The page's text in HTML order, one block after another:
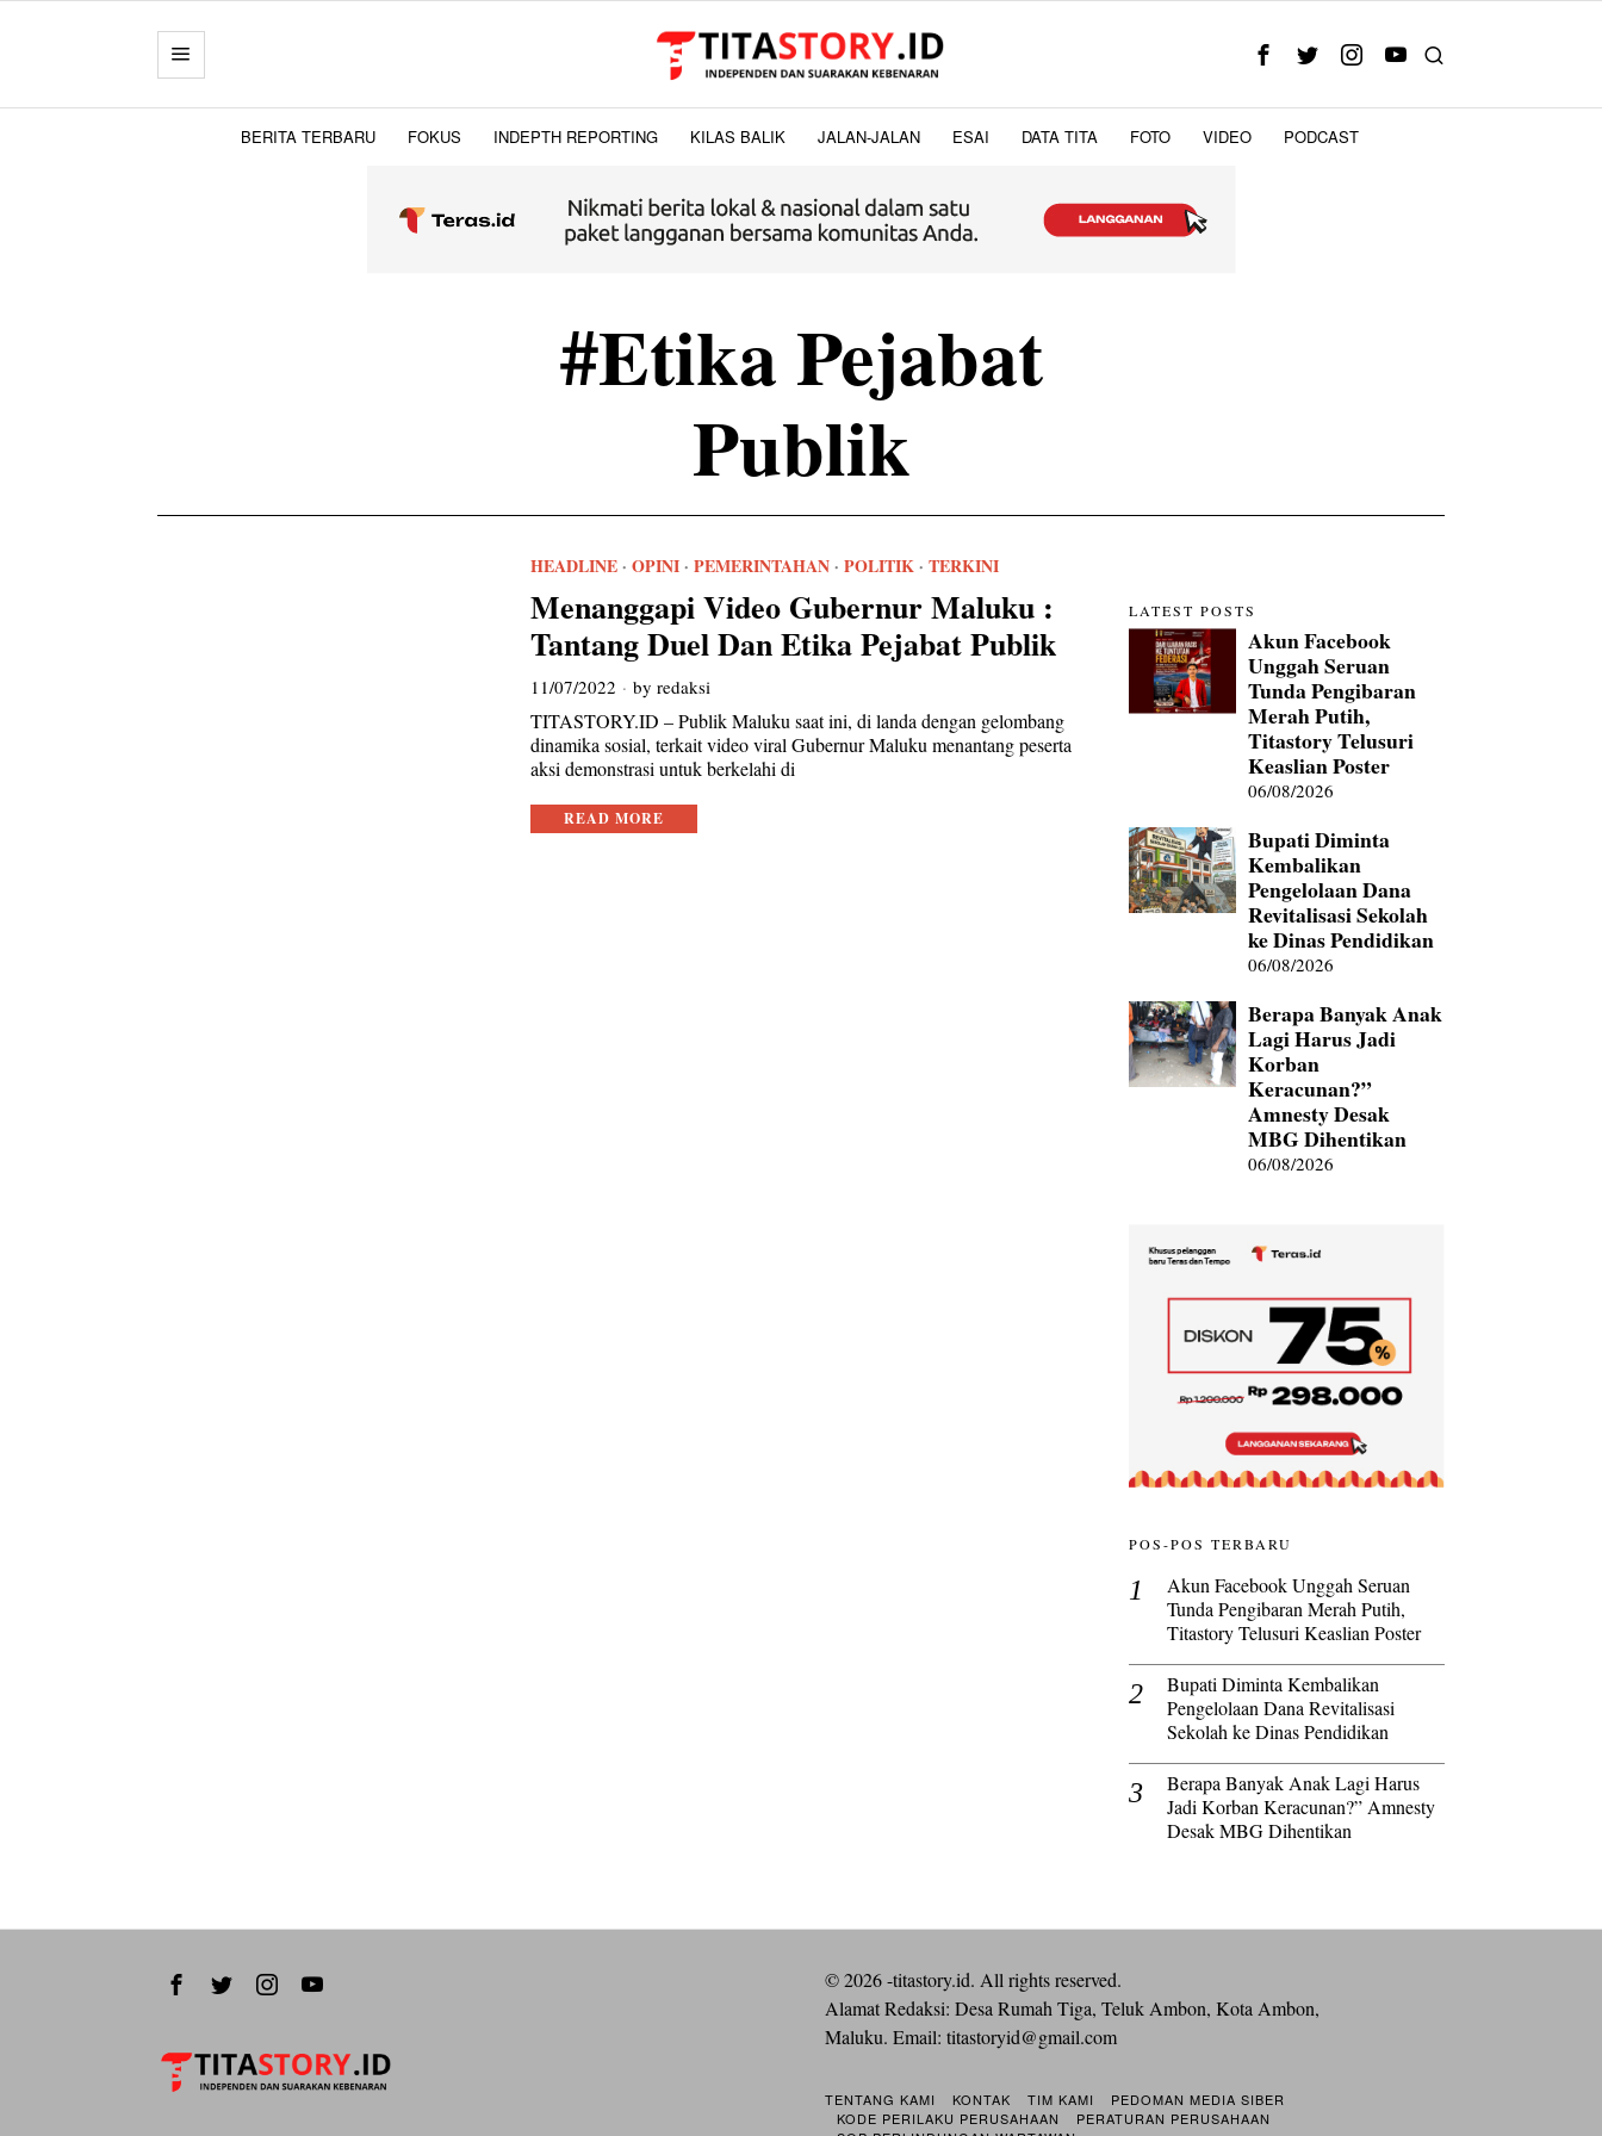
BERITA TERBARU FOKUS INDEPTH REPORTING KILAS BALIK JALAN-JALAN ESAI DATA TITA FOTO VIDEO PODCAST
#Etika Pejabat
Publik
HEADLINE· OPINI· PEMERINTAHAN· POLITIK· TERKINI
Menanggapi Video Gubernur Maluku :
Tantang Duel Dan Etika Pejabat Publik
11/07/2022 byredaksi
TITASTORY.ID – Publik Maluku saat ini, di landa dengan gelombang
dinamika sosial, terkait video viral Gubernur Maluku menantang peserta
aksi demonstrasi untuk berkelahi di
READ MORE
LATEST POSTS
Akun Facebook
Unggah Seruan
Tunda Pengibaran
Merah Putih,
Titastory Telusuri
Keaslian Poster
06/08/2026
Bupati Diminta
Kembalikan
Pengelolaan Dana
Revitalisasi Sekolah
ke Dinas Pendidikan
06/08/2026
Berapa Banyak Anak
Lagi Harus Jadi
Korban
Keracunan?”
Amnesty Desak
MBG Dihentikan
06/08/2026
POS-POS TERBARU
Akun Facebook Unggah Seruan
Tunda Pengibaran Merah Putih,
Titastory Telusuri Keaslian Poster
Bupati Diminta Kembalikan
Pengelolaan Dana Revitalisasi
Sekolah ke Dinas Pendidikan
Berapa Banyak Anak Lagi Harus
Jadi Korban Keracunan?” Amnesty
Desak MBG Dihentikan
©2026-titastory.id. All rights reserved.
Alamat Redaksi: Desa Rumah Tiga, Teluk Ambon, Kota Ambon,
Maluku. Email: titastoryid@gmail.com
TENTANG KAMI KONTAK TIM KAMI
PEDOMAN MEDIA SIBER
KODE PERILAKU PERUSAHAAN
PERATURAN PERUSAHAAN